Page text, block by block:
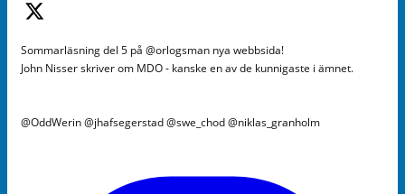
Sommarläsning del 5 på @orlogsman nya webbsida!
John Nisser skriver om MDO - kanske en av de kunnigaste i ämnet.
@OddWerin @jhafsegerstad @swe_chod @niklas_granholm